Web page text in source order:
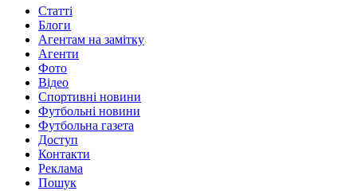
Статті
Блоги
Агентам на замітку
Агенти
Фото
Відео
Спортивні новини
Футбольні новини
Футбольна газета
Доступ
Контакти
Реклама
Пошук